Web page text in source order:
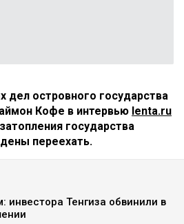
дел островного государства
Кофе в интервью lenta.ru
государства
переехать.
инвестора Тенгиза обвинили в